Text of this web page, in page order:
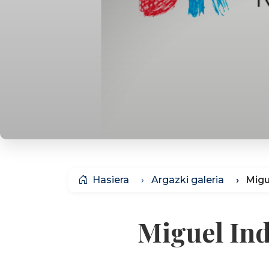
Hasiera Argazki galeria
Miguel